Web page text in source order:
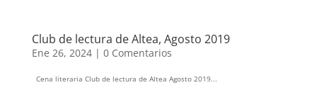
Club de lectura de Altea, Agosto 2019
Ene 26, 2024| 0 Comentarios
Cena literaria Club de lectura de Altea Agosto 2019...